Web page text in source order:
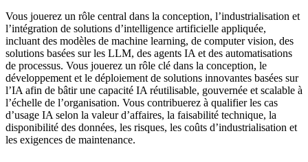
Vous jouerez un rôle central dans la conception, l’industrialisation et
l’intégration de solutions d’intelligence artificielle appliquée,
incluant des modèles de machine learning, de computer vision, des
solutions basées sur les LLM, des agents IA et des automatisations
de processus. Vous jouerez un rôle clé dans la conception, le
développement et le déploiement de solutions innovantes basées sur
l’IA afin de bâtir une capacité IA réutilisable, gouvernée et scalable à
l’échelle de l’organisation. Vous contribuerez à qualifier les cas
d’usage IA selon la valeur d’affaires, la faisabilité technique, la
disponibilité des données, les risques, les coûts d’industrialisation et
les exigences de maintenance.